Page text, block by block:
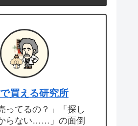
買える研究所
ってるの？」「探し
らない……」の面倒